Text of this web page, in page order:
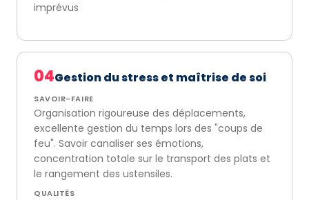
imprévus
04Gestion du stress et maîtrise de soi
SAVOIR-FAIRE
Organisation rigoureuse des déplacements,
excellente gestion du temps lors des "coups de
feu". Savoir canaliser ses émotions,
concentration totale sur le transport des plats et
le rangement des ustensiles.
QUALITÉS